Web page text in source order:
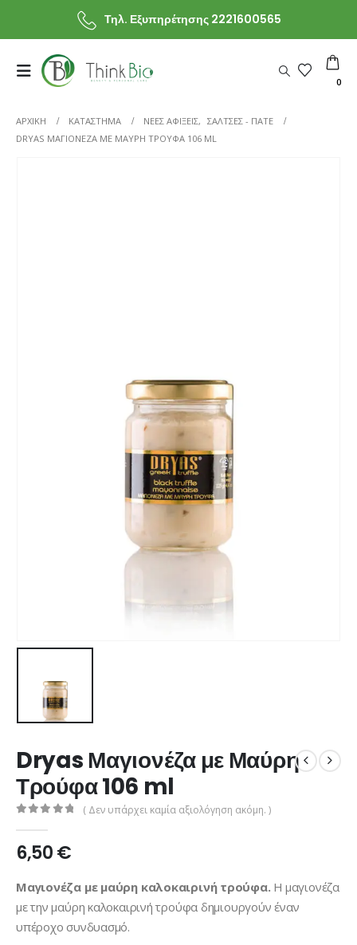
Τηλ. Εξυπηρέτησης 2221600565
0
ΑΡΧΙΚΗ ΚΑΤΆΣΤΗΜΑ ΝΕΕΣ ΑΦΙΞΕΙΣ, ΣΑΛΤΣΕΣ - ΠΑΤΕ
DRYAS ΜΑΓΙΟΝΈΖΑ ΜΕ ΜΑΎΡΗ ΤΡΟΎΦΑ 106 ML
Dryas Μαγιονέζα με Μαύρη
Τρούφα 106 ml
( Δεν υπάρχει καμία αξιολόγηση ακόμη. )
6,50€
Μαγιονέζα με μαύρη καλοκαιρινή τρούφα. Η μαγιονέζα
με την μαύρη καλοκαιρινή τρούφα δημιουργούν έναν
υπέροχο συνδυασμό.